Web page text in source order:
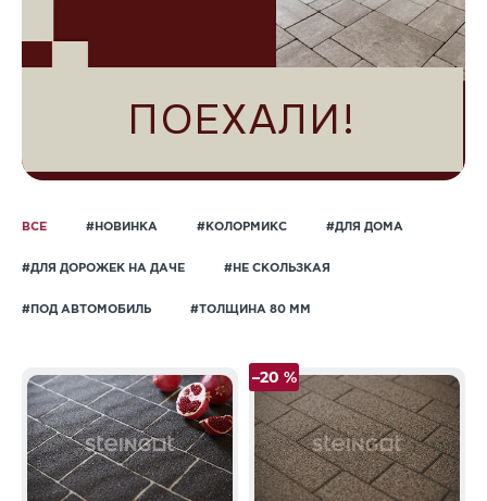
ПОЕХАЛИ!
ВСЕ #НОВИНКА #КОЛОРМИКС #ДЛЯ ДОМА
#ДЛЯ ДОРОЖЕК НА ДАЧЕ #НЕ СКОЛЬЗКАЯ
#ПОД АВТОМОБИЛЬ #ТОЛЩИНА 80 ММ
–20 %